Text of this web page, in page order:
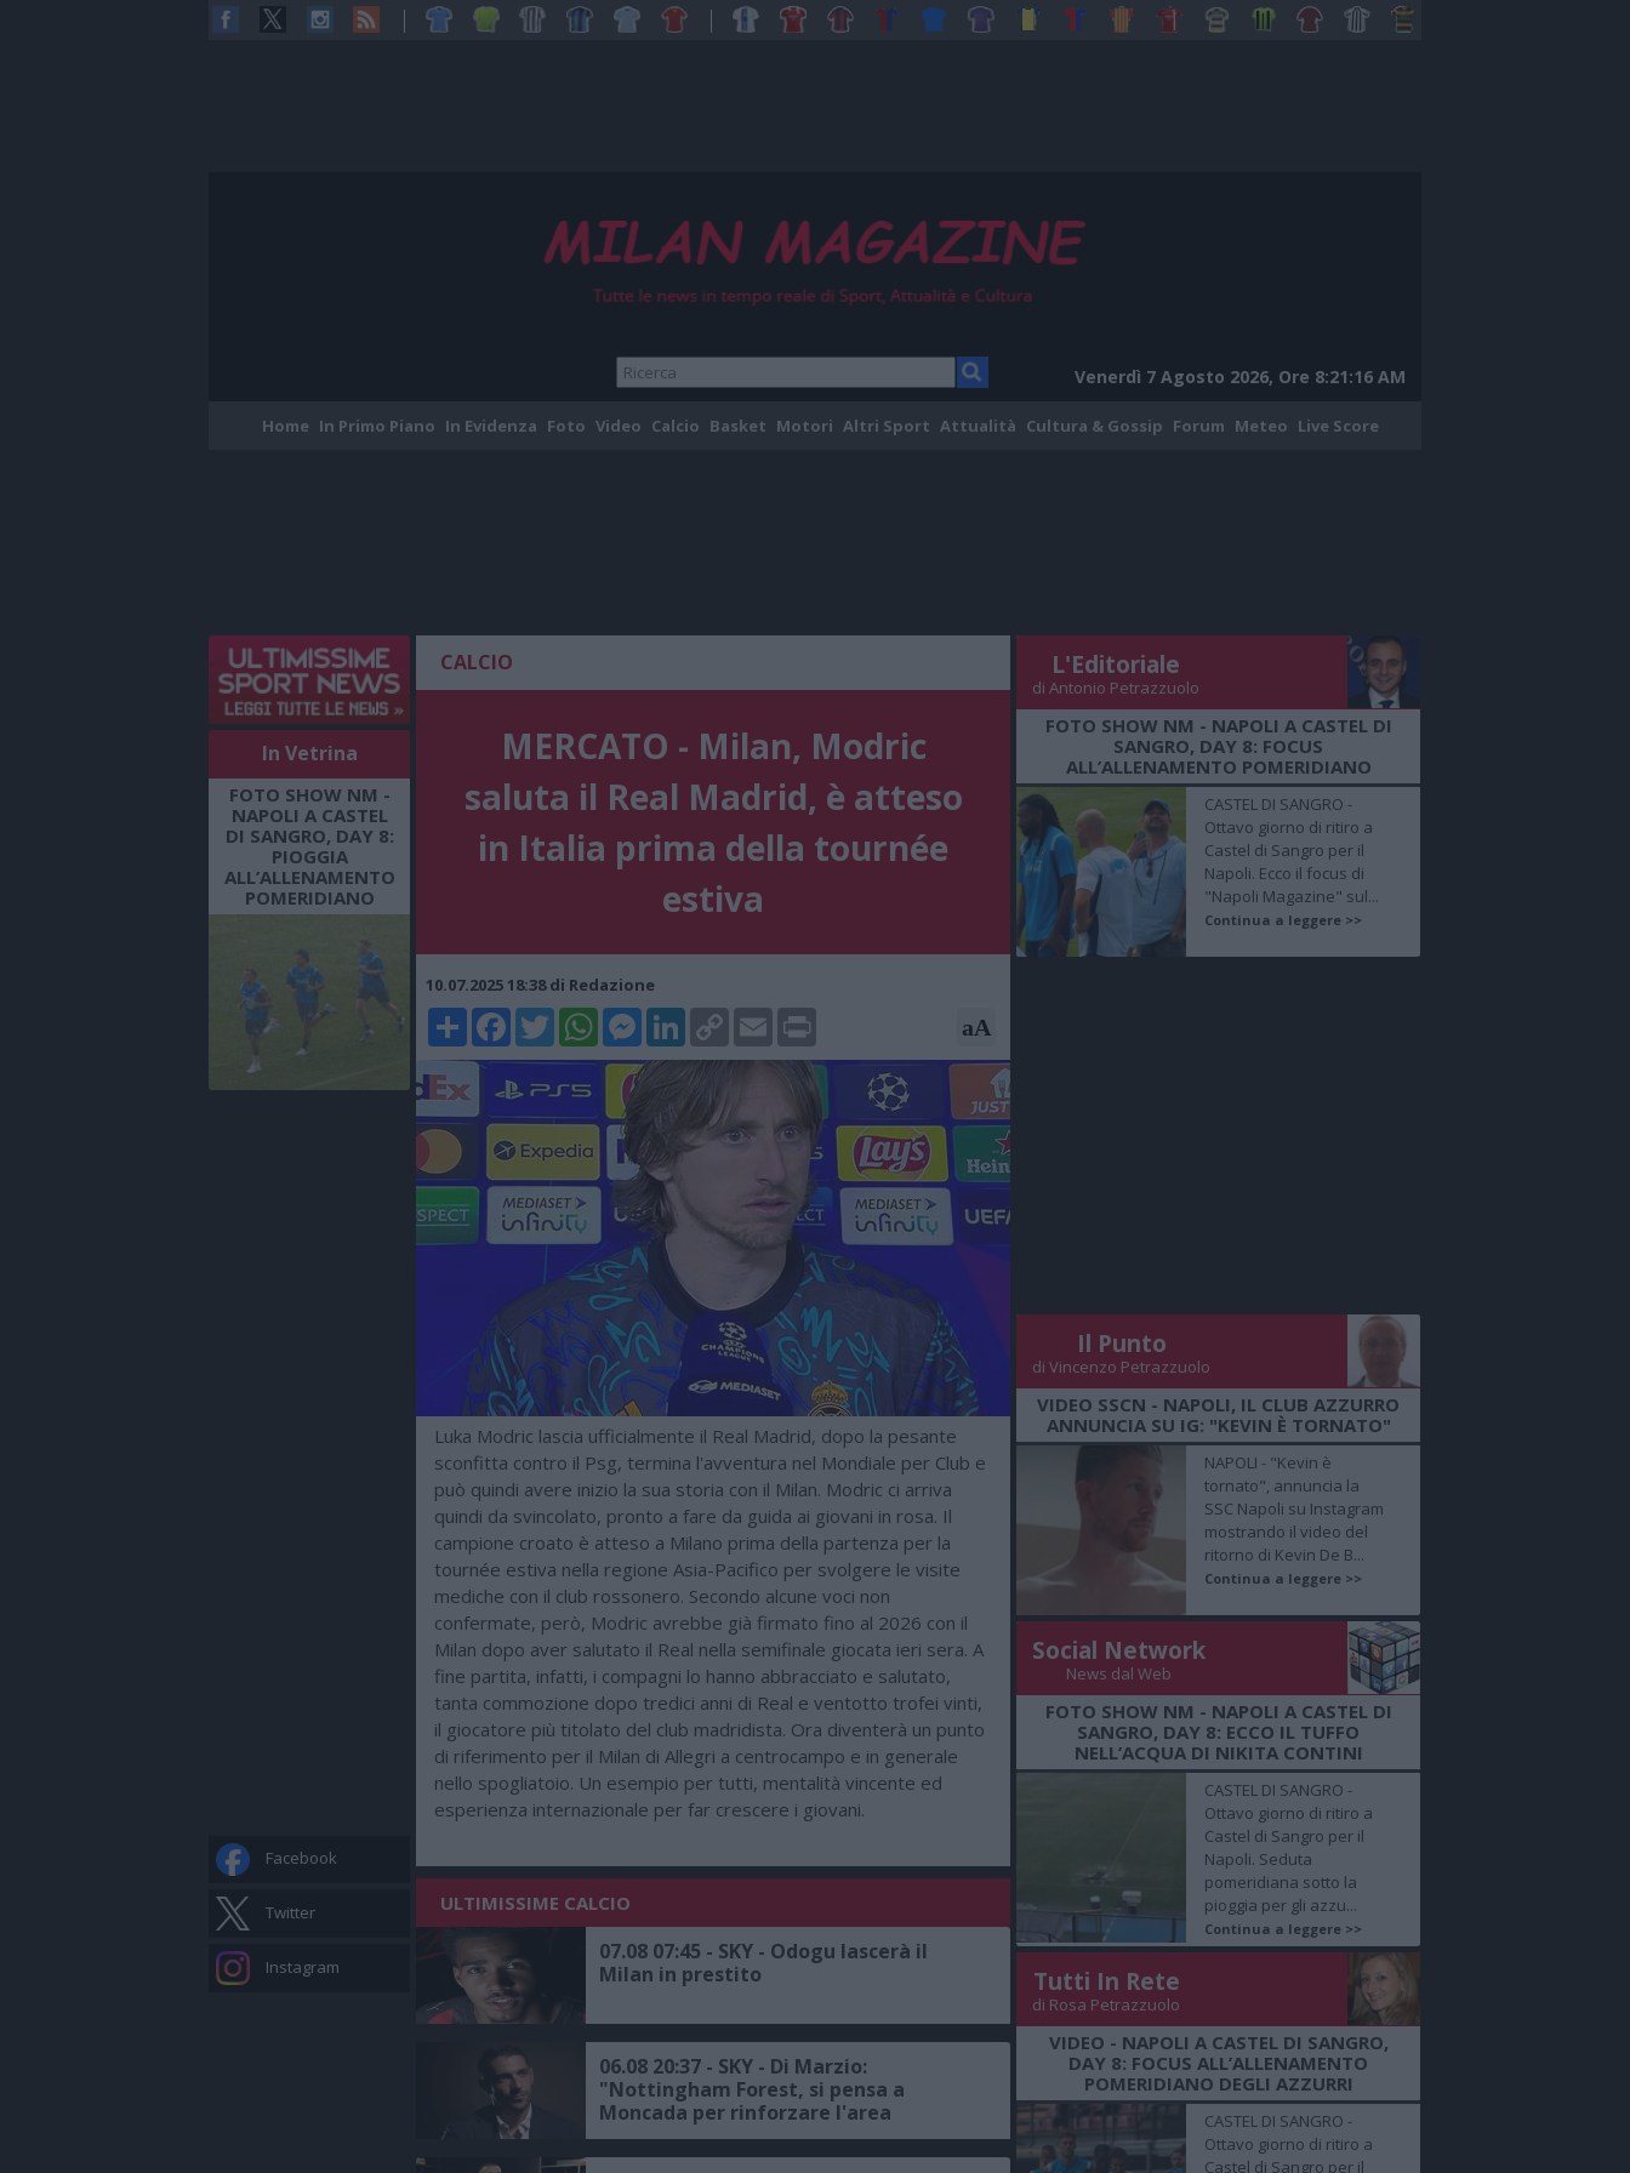
Venerdì 7 Agosto 2026, Ore 8:21:17 AM
Home In Primo Piano In Evidenza Foto Video Calcio Basket Motori Altri Sport Attualità Cultura & Gossip Forum Meteo Live Score
In Vetrina
FOTO SHOW NM -
NAPOLI A CASTEL
DI SANGRO, DAY 8:
PIOGGIA
ALL’ALLENAMENTO
POMERIDIANO
Facebook
Twitter
Instagram
CALCIO
MERCATO - Milan, Modric
saluta il Real Madrid, è atteso
in Italia prima della tournée
estiva
10.07.2025 18:38 di Redazione
ShareFacebookTwitterWhatsAppMessenger
LinkedIn
Copy
Link
Email Print aA
Luka Modric lascia ufficialmente il Real Madrid, dopo la pesante
sconfitta contro il Psg, termina l'avventura nel Mondiale per Club e
può quindi avere inizio la sua storia con il Milan. Modric ci arriva
quindi da svincolato, pronto a fare da guida ai giovani in rosa. Il
campione croato è atteso a Milano prima della partenza per la
tournée estiva nella regione Asia-Pacifico per svolgere le visite
mediche con il club rossonero. Secondo alcune voci non
confermate, però, Modric avrebbe già firmato fino al 2026 con il
Milan dopo aver salutato il Real nella semifinale giocata ieri sera. A
fine partita, infatti, i compagni lo hanno abbracciato e salutato,
tanta commozione dopo tredici anni di Real e ventotto trofei vinti,
il giocatore più titolato del club madridista. Ora diventerà un punto
di riferimento per il Milan di Allegri a centrocampo e in generale
nello spogliatoio. Un esempio per tutti, mentalità vincente ed
esperienza internazionale per far crescere i giovani.
ULTIMISSIME CALCIO
07.08 07:45 - SKY - Odogu lascerà il
Milan in prestito
06.08 20:37 - SKY - Di Marzio:
"Nottingham Forest, si pensa a
Moncada per rinforzare l'area
sportiva, proposta all'ex dirigente del
Milan"
L'Editoriale
di Antonio Petrazzuolo
FOTO SHOW NM - NAPOLI A CASTEL DI
SANGRO, DAY 8: FOCUS
ALL’ALLENAMENTO POMERIDIANO
CASTEL DI SANGRO -
Ottavo giorno di ritiro a
Castel di Sangro per il
Napoli. Ecco il focus di
"Napoli Magazine" sul...
Continua a leggere >>
Il Punto
di Vincenzo Petrazzuolo
VIDEO SSCN - NAPOLI, IL CLUB AZZURRO
ANNUNCIA SU IG: "KEVIN È TORNATO"
NAPOLI - "Kevin è
tornato", annuncia la
SSC Napoli su Instagram
mostrando il video del
ritorno di Kevin De B...
Continua a leggere >>
Social Network
News dal Web
FOTO SHOW NM - NAPOLI A CASTEL DI
SANGRO, DAY 8: ECCO IL TUFFO
NELL’ACQUA DI NIKITA CONTINI
CASTEL DI SANGRO -
Ottavo giorno di ritiro a
Castel di Sangro per il
Napoli. Seduta
pomeridiana sotto la
pioggia per gli azzu...
Continua a leggere >>
Tutti In Rete
di Rosa Petrazzuolo
VIDEO - NAPOLI A CASTEL DI SANGRO,
DAY 8: FOCUS ALL’ALLENAMENTO
POMERIDIANO DEGLI AZZURRI
CASTEL DI SANGRO -
Ottavo giorno di ritiro a
Castel di Sangro per il